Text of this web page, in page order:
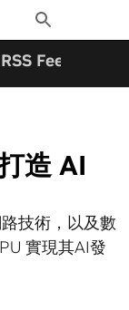
Toggle
Search
RSS Feeds
造 AI
技術，以及數
實現其AI發